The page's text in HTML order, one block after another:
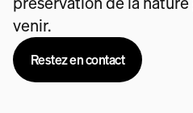
venir.
Restez en contact